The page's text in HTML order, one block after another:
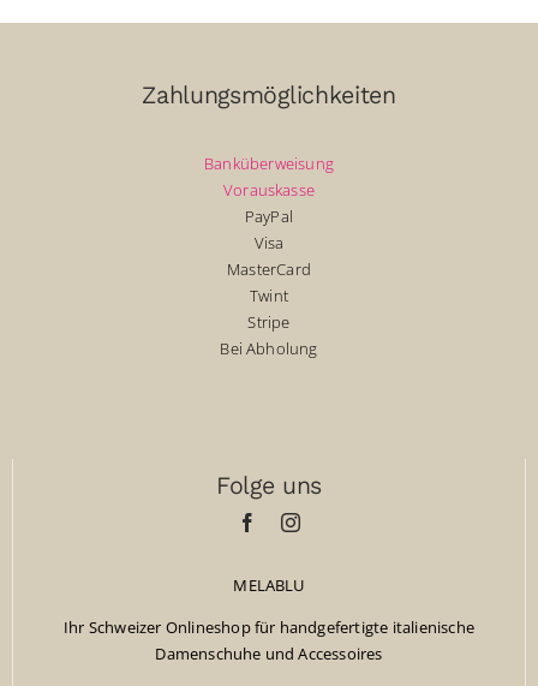
Zahlungsmöglichkeiten
Banküberweisung
Vorauskasse
PayPal
Visa
MasterCard
Twint
Stripe
Bei Abholung
Folge uns
MELABLU
Ihr Schweizer Onlineshop für handgefertigte italienische
Damenschuhe und Accessoires